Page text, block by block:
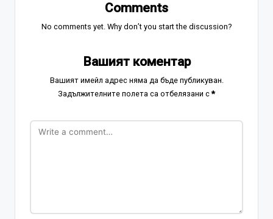
Comments
No comments yet. Why don’t you start the discussion?
Вашият коментар
Вашият имейл адрес няма да бъде публикуван.
Задължителните полета са отбелязани с*